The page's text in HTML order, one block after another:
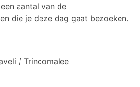
aantal van de
die je deze dag gaat bezoeken.
/ Trincomalee